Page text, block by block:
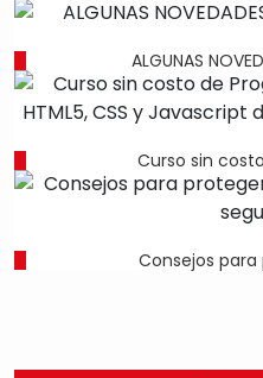
ALGUNAS
Curso sin
Consejos